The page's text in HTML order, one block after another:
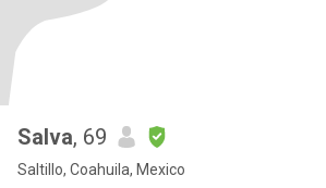
Salva, 69
Saltillo, Coahuila, Mexico